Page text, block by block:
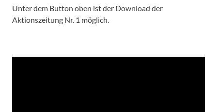
Unter dem Button oben ist der Download der
Aktionszeitung Nr. 1 möglich.